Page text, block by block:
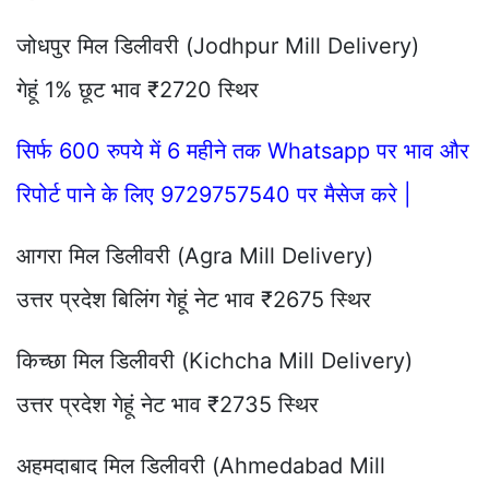
जोधपुर मिल डिलीवरी (Jodhpur Mill Delivery)
गेहूं 1% छूट भाव ₹2720 स्थिर
सिर्फ 600 रुपये में 6 महीने तक Whatsapp पर भाव और
रिपोर्ट पाने के लिए 9729757540 पर मैसेज करे |
आगरा मिल डिलीवरी (Agra Mill Delivery)
उत्तर प्रदेश बिलिंग गेहूं नेट भाव ₹2675 स्थिर
किच्छा मिल डिलीवरी (Kichcha Mill Delivery)
उत्तर प्रदेश गेहूं नेट भाव ₹2735 स्थिर
अहमदाबाद मिल डिलीवरी (Ahmedabad Mill